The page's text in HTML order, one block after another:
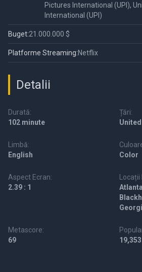
Pictures International (UPI),
International (UPI)
Buget:21.000.000 $
Platforme Streaming:Netflix
Detalii
Durată:
102 minute
Țări:
Limbă:
English
Color
Aspect Ecran:
2.39 : 1
Locații
Metascore:
69
19,353